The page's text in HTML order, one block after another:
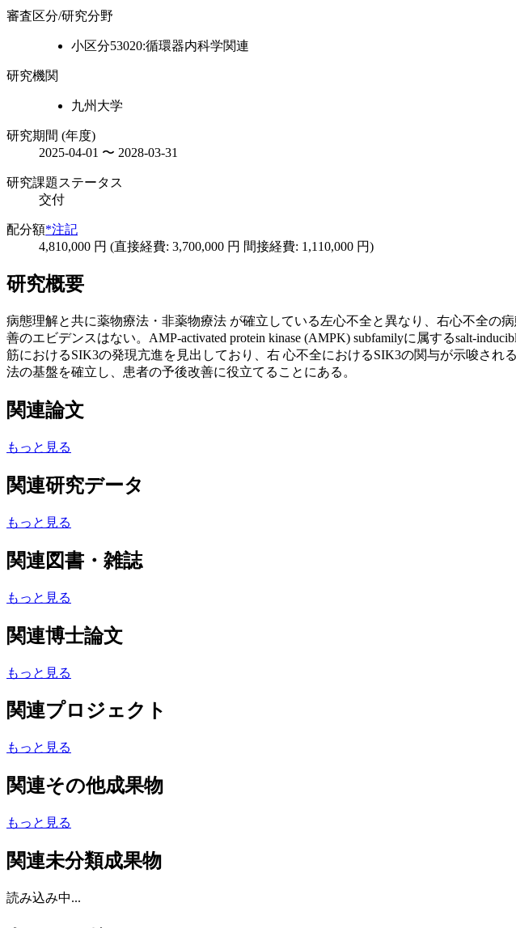
審査区分/研究分野
小区分53020:循環器内科学関連
研究機関
九州大学
研究期間 (年度)
2025-04-01 〜 2028-03-31
研究課題ステータス
交付
配分額*注記
4,810,000 円 (直接経費: 3,700,000 円 間接経費: 1,110,000 円)
研究概要
病態理解と共に薬物療法・非薬物療法 が確立している左心不全と異なり、右心不全の
善のエビデンスはない。AMP-activated protein kinase (AMPK) subfamilyに属するsalt-
筋におけるSIK3の発現亢進を見出しており、右 心不全におけるSIK3の関与が示唆さ
法の基盤を確立し、患者の予後改善に役立てることにある。
関連論文
もっと見る
関連研究データ
もっと見る
関連図書・雑誌
もっと見る
関連博士論文
もっと見る
関連プロジェクト
もっと見る
関連その他成果物
もっと見る
関連未分類成果物
読み込み中...